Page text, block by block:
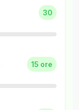
30
15 ore